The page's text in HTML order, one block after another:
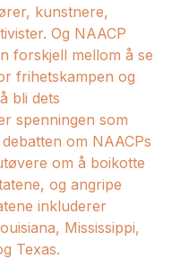
kunstnere,
Og NAACP
forskjell mellom å se
frihetskampen og
bli dets
spenningen som
om NAACPs
om å boikotte
og angripe
inkluderer
Mississippi,
Texas.